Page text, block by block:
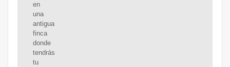
en
una
antigua
finca
donde
tendrás
tu